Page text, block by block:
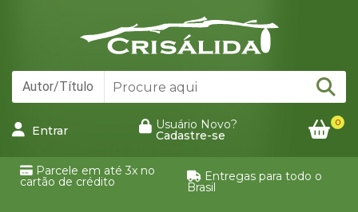
Entrar Usuário Novo?
Cadastre-se
0
Parcele em até 3x no
cartão de crédito Entregas para todo o
Brasil